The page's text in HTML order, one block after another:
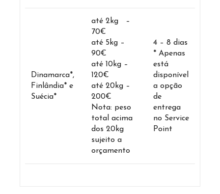
Dinamarca*,
Finlândia* e
Suécia*
até 2kg –
70€
até 5kg –
90€
até 10kg –
120€
até 20kg –
200€
Nota: peso
total acima
dos 20kg
sujeito a
orçamento
4 – 8 dias
* Apenas
está
disponível
a opção
de
entrega
no Service
Point